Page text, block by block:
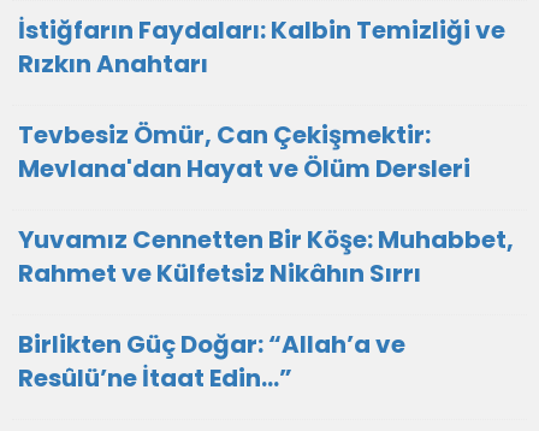
İstiğfarın Faydaları: Kalbin Temizliği ve
Rızkın Anahtarı
Tevbesiz Ömür, Can Çekişmektir:
Mevlana'dan Hayat ve Ölüm Dersleri
Yuvamız Cennetten Bir Köşe: Muhabbet,
Rahmet ve Külfetsiz Nikâhın Sırrı
Birlikten Güç Doğar: “Allah’a ve
Resûlü’ne İtaat Edin…”